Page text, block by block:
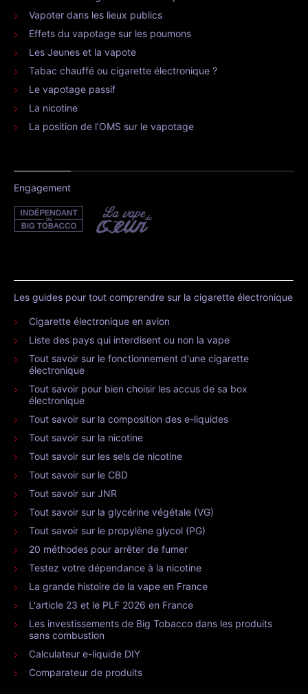
Vapoter dans les lieux publics
Effets du vapotage sur les poumons
Les Jeunes et la vapote
Tabac chauffé ou cigarette électronique ?
Le vapotage passif
La nicotine
La position de l’OMS sur le vapotage
Engagement
Les guides pour tout comprendre sur la cigarette électronique
Cigarette électronique en avion
Liste des pays qui interdisent ou non la vape
Tout savoir sur le fonctionnement d'une cigarette
électronique
Tout savoir pour bien choisir les accus de sa box
électronique
Tout savoir sur la composition des e-liquides
Tout savoir sur la nicotine
Tout savoir sur les sels de nicotine
Tout savoir sur le CBD
Tout savoir sur JNR
Tout savoir sur la glycérine végétale (VG)
Tout savoir sur le propylène glycol (PG)
20 méthodes pour arrêter de fumer
Testez votre dépendance à la nicotine
La grande histoire de la vape en France
L'article 23 et le PLF 2026 en France
Les investissements de Big Tobacco dans les produits
sans combustion
Calculateur e-liquide DIY
Comparateur de produits